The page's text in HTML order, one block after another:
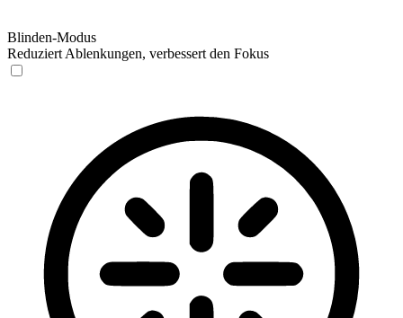
Blinden-Modus
Reduziert Ablenkungen, verbessert den Fokus